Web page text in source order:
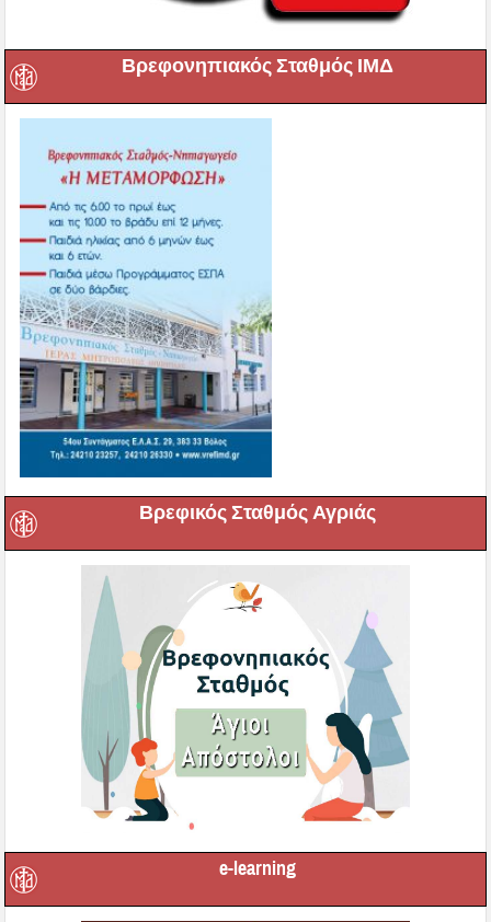
Βρεφονηπιακός Σταθμός ΙΜΔ
Βρεφικός Σταθμός Αγριάς
e-learning